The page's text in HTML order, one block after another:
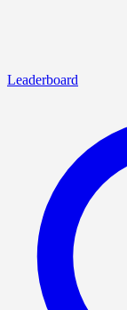
Leaderboard